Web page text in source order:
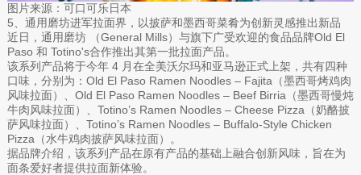
图片来源：可口可乐日本
5、通用磨坊进军拉面界，以披萨和墨西哥菜肴为创新灵感推出新品
近日，通用磨坊 （General Mills）与旗下广受欢迎的食品品牌Old El
Paso 和 Totino's合作推出其第一批拉面产品。
该系列产品将于今年 4 月在全美沃尔玛和亚马逊正式上架，共有四种
口味，分别为：Old El Paso Ramen Noodles – Fajita（墨西哥烤鸡肉
风味拉面）、Old El Paso Ramen Noodles – Beef Birria（墨西哥慢炖
牛肉风味拉面）、Totino’s Ramen Noodles – Cheese Pizza（奶酪披
萨风味拉面）、Totino’s Ramen Noodles – Buffalo-Style Chicken
Pizza（水牛鸡肉披萨风味拉面）。
据品牌介绍，该系列产品在原有产品的基础上融合创新风味，旨在为
面条爱好者提供拉面新体验。